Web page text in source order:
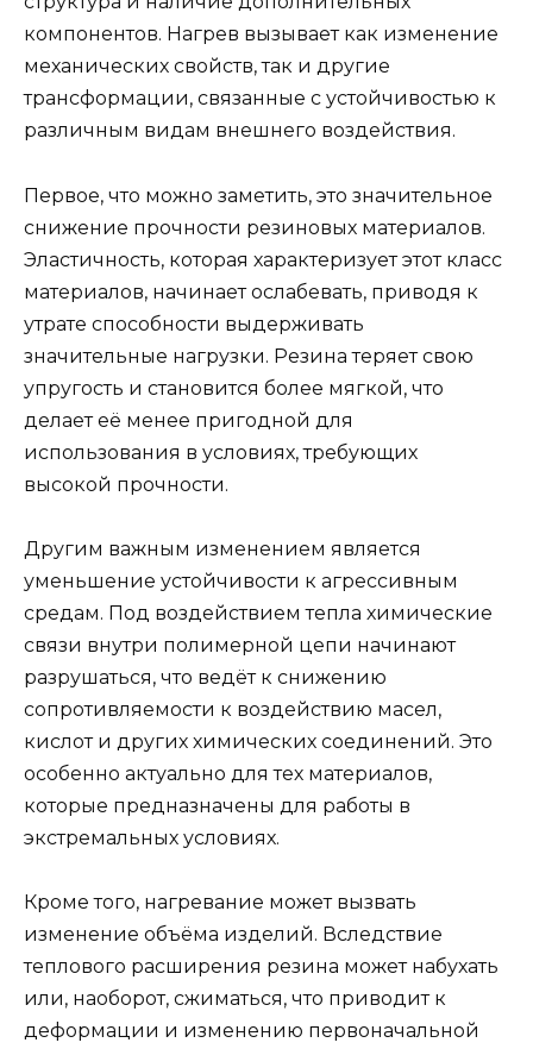
компонентов. Нагрев вызывает как изменение
механических свойств, так и другие
трансформации, связанные с устойчивостью к
различным видам внешнего воздействия.
Первое, что можно заметить, это значительное
снижение прочности резиновых материалов.
Эластичность, которая характеризует этот класс
материалов, начинает ослабевать, приводя к
утрате способности выдерживать
значительные нагрузки. Резина теряет свою
упругость и становится более мягкой, что
делает её менее пригодной для
использования в условиях, требующих
высокой прочности.
Другим важным изменением является
уменьшение устойчивости к агрессивным
средам. Под воздействием тепла химические
связи внутри полимерной цепи начинают
разрушаться, что ведёт к снижению
сопротивляемости к воздействию масел,
кислот и других химических соединений. Это
особенно актуально для тех материалов,
которые предназначены для работы в
экстремальных условиях.
Кроме того, нагревание может вызвать
изменение объёма изделий. Вследствие
теплового расширения резина может набухать
или, наоборот, сжиматься, что приводит к
деформации и изменению первоначальной